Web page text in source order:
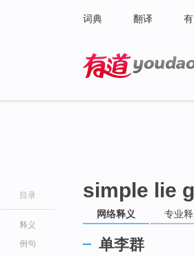
词典 翻译
目录
释义
例句
simple lie
网络释义 专业
单李群